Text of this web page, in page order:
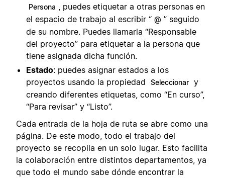
Persona
, puedes etiquetar a otras personas en
el espacio de trabajo al escribir “ @ ” seguido
de su nombre. Puedes llamarla “Responsable
del proyecto” para etiquetar a la persona que
tiene asignada dicha función.
Estado: puedes asignar estados a los
proyectos usando la propiedad
Seleccionar y
creando diferentes etiquetas, como “En curso”,
“Para revisar” y “Listo”.
Cada entrada de la hoja de ruta se abre como una
página. De este modo, todo el trabajo del
proyecto se recopila en un solo lugar. Esto facilita
la colaboración entre distintos departamentos, ya
que todo el mundo sabe dónde encontrar la